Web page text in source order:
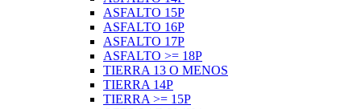
ASFALTO 15P
ASFALTO 16P
ASFALTO 17P
ASFALTO >= 18P
TIERRA 13 O MENOS
TIERRA 14P
TIERRA >= 15P